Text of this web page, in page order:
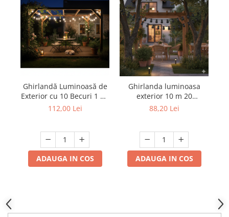
Ghirlandă Luminoasă de
Exterior cu 10 Becuri 1 W,
220 V, 10 m
Terasă, Evenimente
112,00 Lei
ADAUGA IN COS
Ghirlanda luminoasa
exterior 10 m 20
fasunguri E27 fara
88,20 Lei
ADAUGA IN COS